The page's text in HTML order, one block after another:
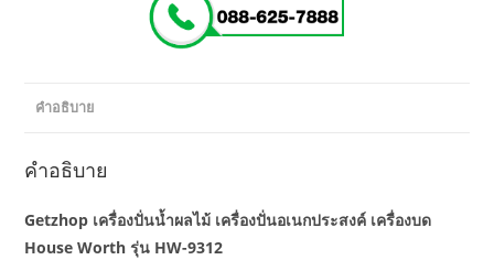
คำอธิบาย
คำอธิบาย
Getzhop เครื่องปั่นน้ำผลไม้ เครื่องปั่นอเนกประสงค์ เครื่องบด
House Worth รุ่น HW-9312